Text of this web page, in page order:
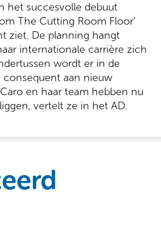
het succesvolle debuut
The Cutting Room Floor’
ziet. De planning hangt
internationale carrière zich
wordt er in de
consequent aan nieuw
en haar team hebben nu
vertelt ze in het AD.